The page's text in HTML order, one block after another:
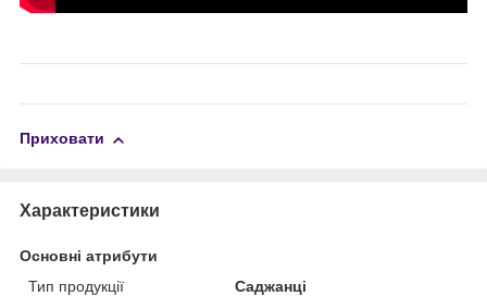
Приховати
Характеристики
Основні атрибути
Тип продукції
Саджанці